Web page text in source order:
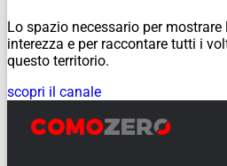
Lo spazio necessario per
interezza e per raccontare tutti i
questo territorio.
scopri il canale